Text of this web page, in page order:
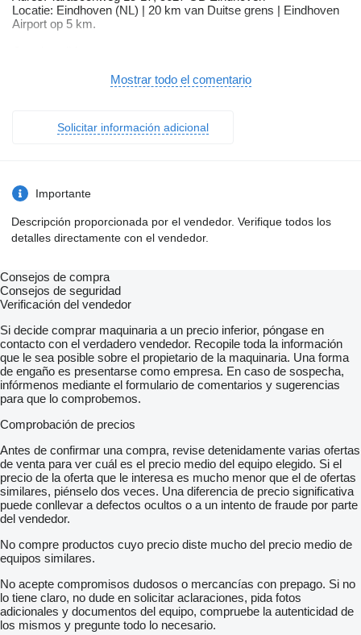
Locatie: Eindhoven (NL) | 20 km van Duitse grens | Eindhoven
Airport op 5 km.
Zaterdag 10.00 - 13.00 Enkel alleen op afspraak!
Interieurkleur: Stof Zwart
26,3)
CO₂-uitstoot (NEDC): 109 g/km
Fijnstofuitstoot: 0,5 mg/km
Aantal sleutels: 2
Motorrijtuigenbelasting: € 505 - € 529 per kwartaal
Energielabel: A
Airbags: Airbags voor, zijkant en meer
Cruisecontrol: Cruisecontrol
Bekleding: Stoffen
Kleur | Interieur: Zwart
Radio: Radio / Tuner
Dagrijverlichting: LED-Dagrijverlichting
Model code: CD391
Model productie datum: 01-01-2014
Merk opgegeven in VMS: Ford
Model opgegeven in VMS: Mondeo Wagon
Type opgegeven in VMS: 2.0 TDCi Titanium
Lading geremd: 1800
Lading aanhanger ongeremd: 750
Kenteken: 5ZNV82
Kleurnaam fabrikant: Moondust Silver C/c Med Solid (Pnzjb)
Brandstofverbruik in stad: 4.7
Brandstofverbruik buiten de stad: 3.8
Brandstofverbruik gecombineerd: 4.2
Bandenspanning sensor
ESP | Elektronische stabiliteitscontrole
Hill Start Assist
Keyless Entry
Lane Change Assist
Lichtsensor
Mostrar todo el comentario
Solicitar información adicional
Importante
Descripción proporcionada por el vendedor. Verifique todos los
detalles directamente con el vendedor.
Consejos de compra
Consejos de seguridad
Verificación del vendedor
Si decide comprar maquinaria a un precio inferior, póngase en
contacto con el verdadero vendedor. Recopile toda la información
que le sea posible sobre el propietario de la maquinaria. Una forma
de engaño es presentarse como empresa. En caso de sospecha,
infórmenos mediante el formulario de comentarios y sugerencias
para que lo comprobemos.
Comprobación de precios
Antes de confirmar una compra, revise detenidamente varias ofertas
de venta para ver cuál es el precio medio del equipo elegido. Si el
precio de la oferta que le interesa es mucho menor que el de ofertas
similares, piénselo dos veces. Una diferencia de precio significativa
puede conllevar a defectos ocultos o a un intento de fraude por parte
del vendedor.
No compre productos cuyo precio diste mucho del precio medio de
equipos similares.
No acepte compromisos dudosos o mercancías con prepago. Si no
lo tiene claro, no dude en solicitar aclaraciones, pida fotos
adicionales y documentos del equipo, compruebe la autenticidad de
los mismos y pregunte todo lo necesario.